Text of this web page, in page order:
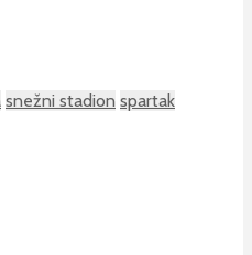
snežni stadion spartak